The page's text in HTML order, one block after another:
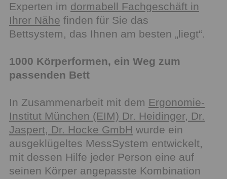
Experten im dormabell Fachgeschäft in
Ihrer Nähe finden für Sie das
Bettsystem, das Ihnen am besten „liegt“.
1000 Körperformen, ein Weg zum
passenden Bett
In Zusammenarbeit mit dem Ergonomie-
Institut München (EIM) Dr. Heidinger, Dr.
Jaspert, Dr. Hocke GmbH wurde ein
ausgeklügeltes MessSystem entwickelt,
mit dessen Hilfe jeder Person eine auf
seinen Körper angepasste Kombination